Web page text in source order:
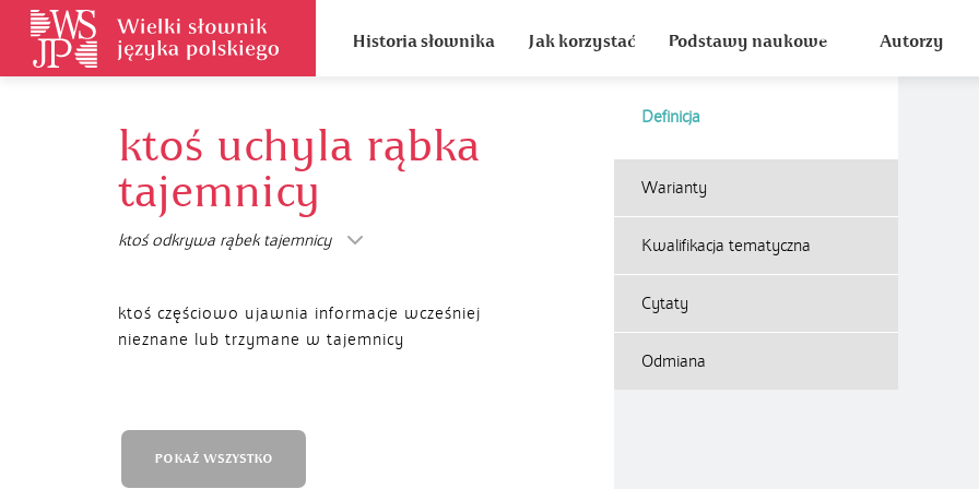
Historia słownika Jak korzystać Podstawy naukowe Autorzy
ktoś uchyla rąbka
tajemnicy
ktoś odkrywa rąbek tajemnicy
Definicja
ktoś częściowo ujawnia informacje wcześniej
nieznane lub trzymane w tajemnicy
Warianty
Kwalifikacja tematyczna
Cytaty
Odmiana
POKAŻ WSZYSTKO